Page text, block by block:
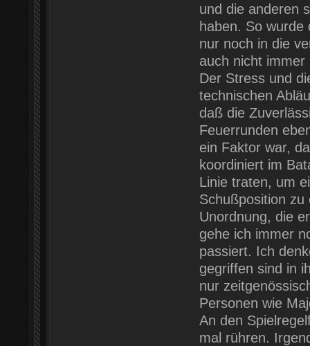
und die anderen
haben. So wurde
nur noch in die
auch nicht
Der Stress und
technischen
daß die
Feuerrunden
ein Faktor war,
koordiniert im
Linie traten, um
Schußposition
Unordnung, die
gehe ich immer
passiert. Ich
gegriffen sind in
nur
Personen wie
An den
mal rühren.